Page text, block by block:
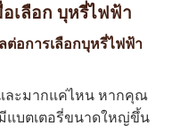
เลือก บุหรี่ไฟฟ้า
อการเลือกบุหรี่ไฟฟ้า
ละมากแค่ไหน หากคุณ
แบตเตอรี่ขนาดใหญ่ขึ้น